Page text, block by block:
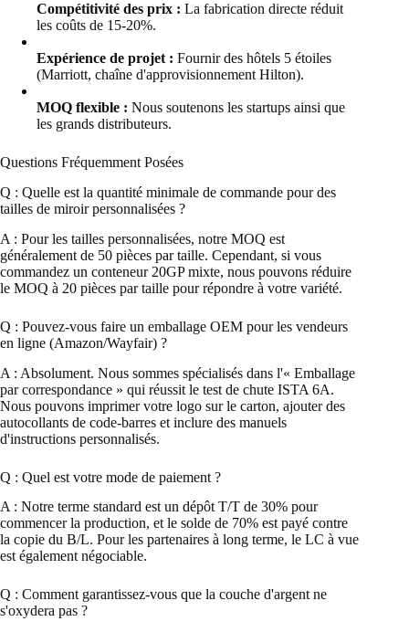
Compétitivité des prix : La fabrication directe réduit
les coûts de 15-20%.
Expérience de projet : Fournir des hôtels 5 étoiles
(Marriott, chaîne d'approvisionnement Hilton).
MOQ flexible : Nous soutenons les startups ainsi que
les grands distributeurs.
Questions Fréquemment Posées
Q : Quelle est la quantité minimale de commande pour des
tailles de miroir personnalisées ?
A : Pour les tailles personnalisées, notre MOQ est
généralement de 50 pièces par taille. Cependant, si vous
commandez un conteneur 20GP mixte, nous pouvons réduire
le MOQ à 20 pièces par taille pour répondre à votre variété.
Q : Pouvez-vous faire un emballage OEM pour les vendeurs
en ligne (Amazon/Wayfair) ?
A : Absolument. Nous sommes spécialisés dans l'« Emballage
par correspondance » qui réussit le test de chute ISTA 6A.
Nous pouvons imprimer votre logo sur le carton, ajouter des
autocollants de code-barres et inclure des manuels
d'instructions personnalisés.
Q : Quel est votre mode de paiement ?
A : Notre terme standard est un dépôt T/T de 30% pour
commencer la production, et le solde de 70% est payé contre
la copie du B/L. Pour les partenaires à long terme, le LC à vue
est également négociable.
Q : Comment garantissez-vous que la couche d'argent ne
s'oxydera pas ?